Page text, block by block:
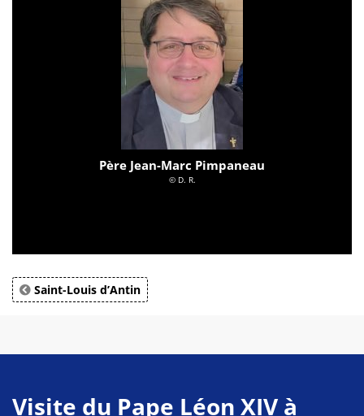
Père Jean-Marc Pimpaneau
© D. R.
Saint-Louis d’Antin
Visite du Pape Léon XIV à